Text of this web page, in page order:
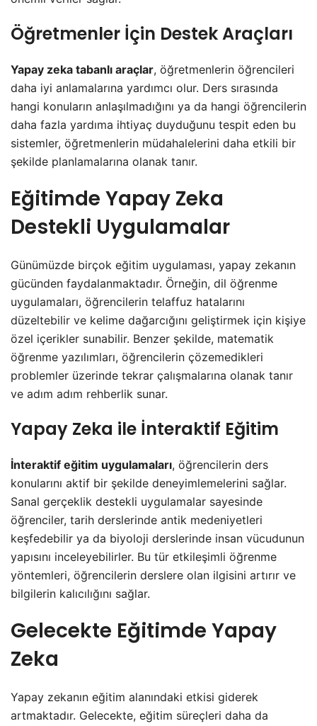
Öğretmenler İçin Destek Araçları
Yapay zeka tabanlı araçlar, öğretmenlerin öğrencileri
daha iyi anlamalarına yardımcı olur. Ders sırasında
hangi konuların anlaşılmadığını ya da hangi öğrencilerin
daha fazla yardıma ihtiyaç duyduğunu tespit eden bu
sistemler, öğretmenlerin müdahalelerini daha etkili bir
şekilde planlamalarına olanak tanır.
Eğitimde Yapay Zeka
Destekli Uygulamalar
Günümüzde birçok eğitim uygulaması, yapay zekanın
gücünden faydalanmaktadır. Örneğin, dil öğrenme
uygulamaları, öğrencilerin telaffuz hatalarını
düzeltebilir ve kelime dağarcığını geliştirmek için kişiye
özel içerikler sunabilir. Benzer şekilde, matematik
öğrenme yazılımları, öğrencilerin çözemedikleri
problemler üzerinde tekrar çalışmalarına olanak tanır
ve adım adım rehberlik sunar.
Yapay Zeka ile İnteraktif Eğitim
İnteraktif eğitim uygulamaları, öğrencilerin ders
konularını aktif bir şekilde deneyimlemelerini sağlar.
Sanal gerçeklik destekli uygulamalar sayesinde
öğrenciler, tarih derslerinde antik medeniyetleri
keşfedebilir ya da biyoloji derslerinde insan vücudunun
yapısını inceleyebilirler. Bu tür etkileşimli öğrenme
yöntemleri, öğrencilerin derslere olan ilgisini artırır ve
bilgilerin kalıcılığını sağlar.
Gelecekte Eğitimde Yapay
Zeka
Yapay zekanın eğitim alanındaki etkisi giderek
artmaktadır. Gelecekte, eğitim süreçleri daha da